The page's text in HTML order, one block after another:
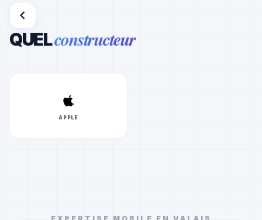
QUELconstructeur
APPLE